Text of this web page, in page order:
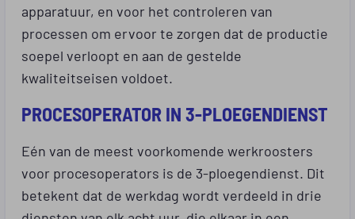
apparatuur, en voor het controleren van
processen om ervoor te zorgen dat de productie
soepel verloopt en aan de gestelde
kwaliteitseisen voldoet.
PROCESOPERATOR IN 3-PLOEGENDIENST
Eén van de meest voorkomende werkroosters
voor procesoperators is de 3-ploegendienst. Dit
betekent dat de werkdag wordt verdeeld in drie